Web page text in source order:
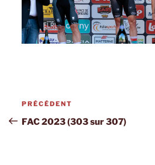
Navigation
de
Article
précédent
PRÉCÉDENT
FAC 2023 (303 sur 307)